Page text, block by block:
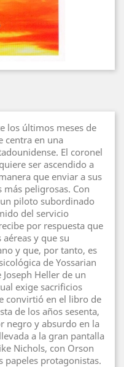
los últimos meses de
centra en una
El coronel
ser ascendido a
que enviar a sus
peligrosas. Con
piloto subordinado
del servicio
por respuesta que
y que su
y que, por tanto, es
de Yossarian
Heller de un
exige sacrificios
convirtió en el libro de
de los años sesenta,
negro y absurdo en la
a la gran pantalla
Nichols, con Orson
papeles protagonistas.